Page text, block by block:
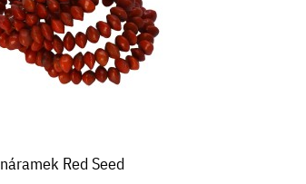
náramek Red Seed